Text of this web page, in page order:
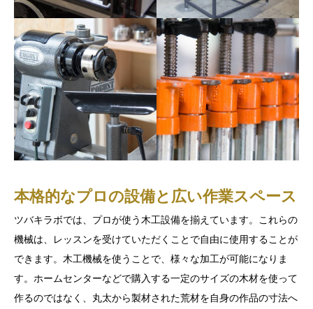
本格的なプロの設備と広い作業スペース
ツバキラボでは、プロが使う木工設備を揃えています。これらの
機械は、レッスンを受けていただくことで自由に使用することが
できます。木工機械を使うことで、様々な加工が可能になりま
す。ホームセンターなどで購入する一定のサイズの木材を使って
作るのではなく、丸太から製材された荒材を自身の作品の寸法へ